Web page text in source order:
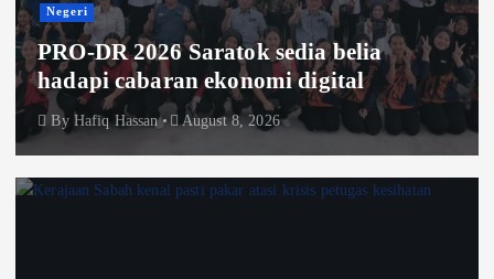
Negeri
PRO-DR 2026 Saratok sedia belia
hadapi cabaran ekonomi digital
By Hafiq Hassan August 8, 2026